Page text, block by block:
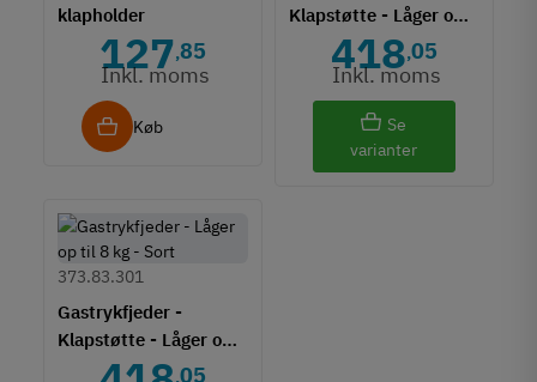
klapholder
127,85
Inkl. moms
Køb
Klapstøtte - Låger op
til 8 kg - Hvid
418,05
Inkl. moms
Se
varianter
Gastrykfjeder -
Klapstøtte - Låger op
til 8 kg - Sort
373.83.301
,05